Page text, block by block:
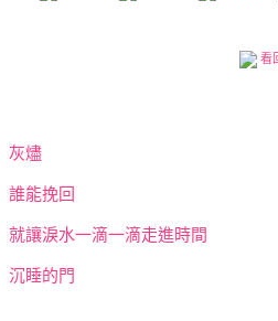
看
灰燼
誰能挽回
就讓淚水一滴一滴走進時間
沉睡的門